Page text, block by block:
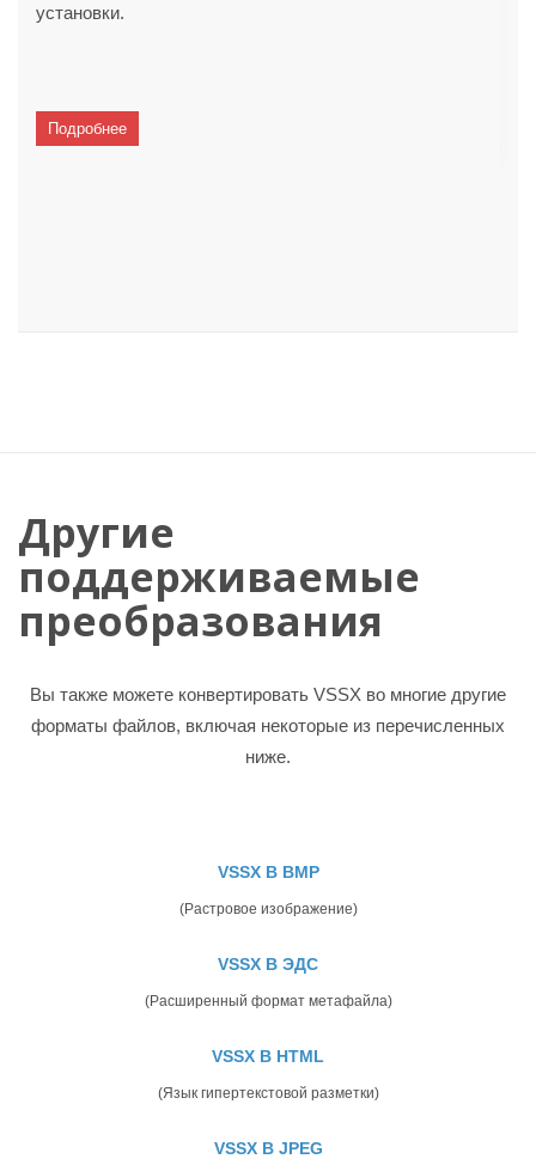
установки.
Подробнее
Другие
поддерживаемые
преобразования
Вы также можете конвертировать VSSX во многие другие
форматы файлов, включая некоторые из перечисленных
ниже.
VSSX В BMP
(Растровое изображение)
VSSX В ЭДС
(Расширенный формат метафайла)
VSSX В HTML
(Язык гипертекстовой разметки)
VSSX В JPEG